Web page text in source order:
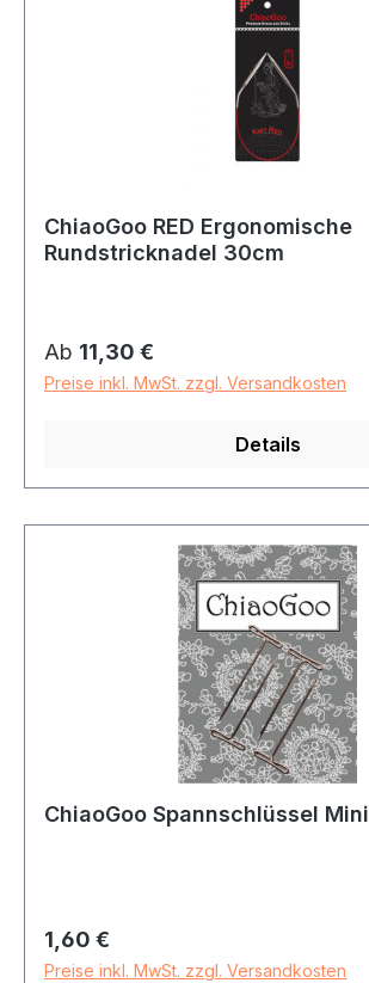
ChiaoGoo RED Ergonomische
Rundstricknadel 30cm
Regulärer Preis:
Ab 11,30 €
Preise inkl. MwSt. zzgl. Versandkosten
Details
ChiaoGoo Spannschlüssel Mini
Regulärer Preis:
1,60 €
Preise inkl. MwSt. zzgl. Versandkosten